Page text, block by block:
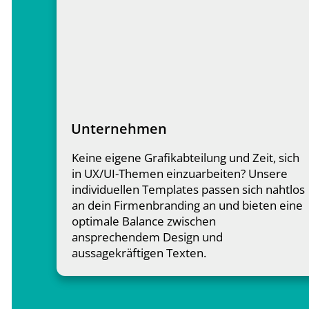
Unternehmen
Keine eigene Grafikabteilung und Zeit, sich
in UX/UI-Themen einzuarbeiten? Unsere
individuellen Templates passen sich nahtlos
an dein Firmenbranding an und bieten eine
optimale Balance zwischen
ansprechendem Design und
aussagekräftigen Texten.